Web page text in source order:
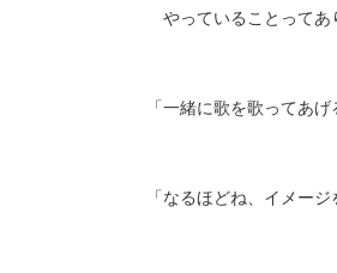
やっていることってあ
「一緒に歌を歌ってあ
「なるほどね、イメー